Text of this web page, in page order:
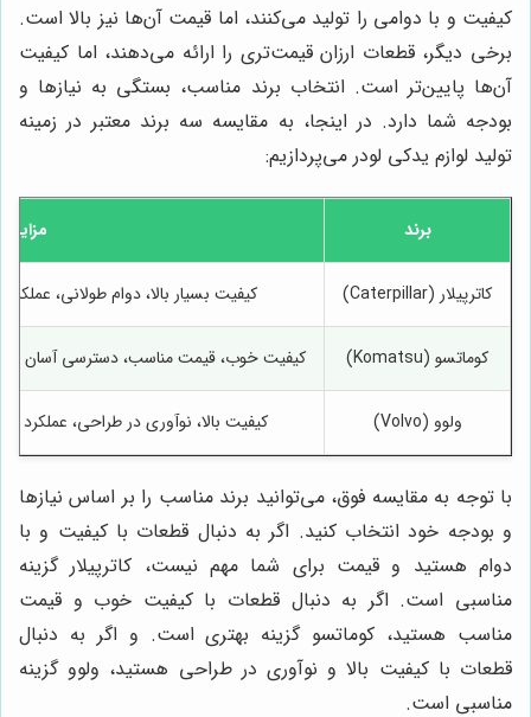
کیفیت و با دوامی را تولید می‌کنند، اما قیمت آن‌ها نیز بالا است.
برخی دیگر، قطعات ارزان قیمت‌تری را ارائه می‌دهند، اما کیفیت
آن‌ها پایین‌تر است. انتخاب برند مناسب، بستگی به نیازها و
بودجه شما دارد. در اینجا، به مقایسه سه برند معتبر در زمینه
تولید لوازم یدکی لودر می‌پردازیم:
برند مزایا
کاترپیلار (Caterpillar) کیفیت بسیار بالا، دوام طولانی،
کوماتسو (Komatsu) کیفیت خوب، قیمت مناسب، دسترسی آسان به
ولوو (Volvo) کیفیت بالا، نوآوری در طراحی، عملکرد
با توجه به مقایسه فوق، می‌توانید برند مناسب را بر اساس نیازها
و بودجه خود انتخاب کنید. اگر به دنبال قطعات با کیفیت و با
دوام هستید و قیمت برای شما مهم نیست، کاترپیلار گزینه
مناسبی است. اگر به دنبال قطعات با کیفیت خوب و قیمت
مناسب هستید، کوماتسو گزینه بهتری است. و اگر به دنبال
قطعات با کیفیت بالا و نوآوری در طراحی هستید، ولوو گزینه
مناسبی است.